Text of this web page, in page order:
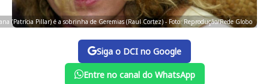
(Patrícia Pillar) é a sobrinha de Geremias (Raul Cortez) - Foto: Reprodução/Rede Globo
Siga o DCI no Google
Entre no canal do WhatsApp